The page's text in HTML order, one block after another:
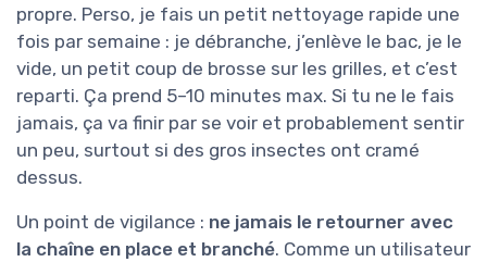
propre. Perso, je fais un petit nettoyage rapide une
fois par semaine : je débranche, j’enlève le bac, je le
vide, un petit coup de brosse sur les grilles, et c’est
reparti. Ça prend 5–10 minutes max. Si tu ne le fais
jamais, ça va finir par se voir et probablement sentir
un peu, surtout si des gros insectes ont cramé
dessus.
Un point de vigilance : ne jamais le retourner avec
la chaîne en place et branché. Comme un utilisateur